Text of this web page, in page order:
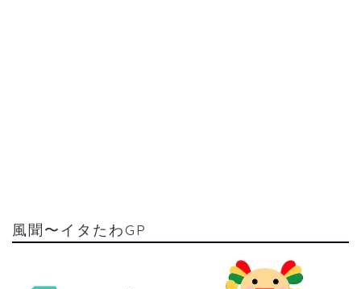
風聞〜イタたわGP